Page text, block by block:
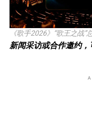
《歌手2026》“歌王之战”
新闻采访或合作邀约